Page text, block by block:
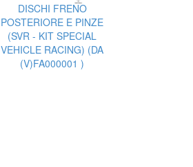
DISCHI FRENO
POSTERIORE E PINZE
(SVR - KIT SPECIAL
VEHICLE RACING) (DA
(V)FA000001 )